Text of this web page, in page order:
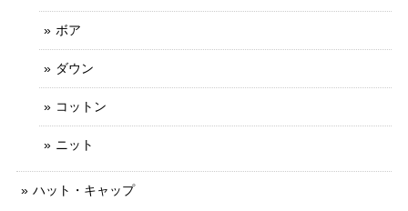
ボア
ダウン
コットン
ニット
ハット・キャップ